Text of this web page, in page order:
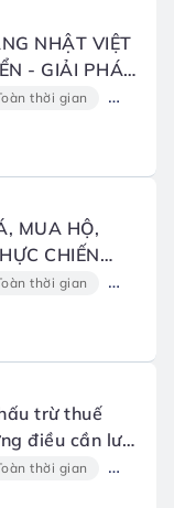
NHẬT VIỆT
- GIẢI PHÁP
NGHIỆP VÀ
thời gian #Hồ sơ
MUA HỘ,
CHIẾN
CÙNG
thời gian #Hồ sơ
trừ thuế
điều cần lưu
thời gian #Hồ sơ